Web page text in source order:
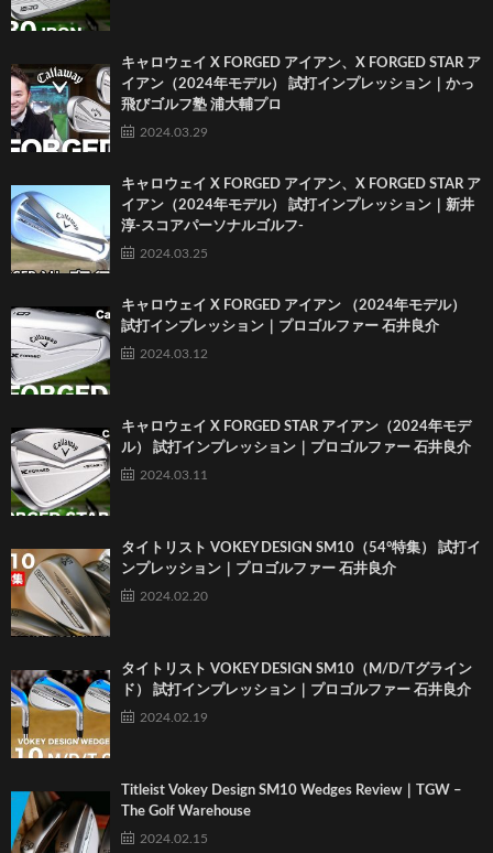
キャロウェイ X FORGED アイアン、X FORGED STAR ア
イアン（2024年モデル） 試打インプレッション｜かっ
飛びゴルフ塾 浦大輔プロ
2024.03.29
キャロウェイ X FORGED アイアン、X FORGED STAR ア
イアン（2024年モデル） 試打インプレッション｜新井
淳-スコアパーソナルゴルフ-
2024.03.25
キャロウェイ X FORGED アイアン （2024年モデル）
試打インプレッション｜プロゴルファー 石井良介
2024.03.12
キャロウェイ X FORGED STAR アイアン（2024年モデ
ル） 試打インプレッション｜プロゴルファー 石井良介
2024.03.11
タイトリスト VOKEY DESIGN SM10（54°特集） 試打イ
ンプレッション｜プロゴルファー 石井良介
2024.02.20
タイトリスト VOKEY DESIGN SM10（M/D/Tグライン
ド） 試打インプレッション｜プロゴルファー 石井良介
2024.02.19
Titleist Vokey Design SM10 Wedges Review｜TGW –
The Golf Warehouse
2024.02.15